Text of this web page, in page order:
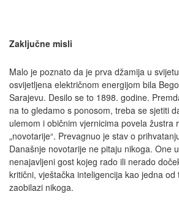
Zaključne misli
Malo je poznato da je prva džamija u
osvijetljena električnom energijom bila
Sarajevu. Desilo se to 1898. godine.
na to gledamo s ponosom, treba se sjetiti
ulemom i običnim vjernicima povela žustra
„novotarije“. Prevagnuo je stav o
Današnje novotarije ne pitaju nikoga. One
nenajavljeni gost kojeg rado ili nerado
kritični, vještačka inteligencija kao jedna od
zaobilazi nikoga.